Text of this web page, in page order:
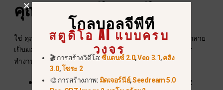
คุณภาพ 4K ได้หรือไม่?
ใช่ คุณสามารถเปลี่ยนวิดีโอ Seedance 1080p ของคุณให้กลาย
เป็นผลงานชิ้นเอกระดับ 4K ได้อย่างง่ายดายด้วยขั้นตอนการ
ทำงาน AI จากบุคคลที่สามที่เรียบง่าย.
ใช้ AI Upscalers:โปรแกรมเช่น Topaz
โกลบอลจีพีที
สตูดิโอ AI แบบครบ
วงจร
🎬 การสร้างวิดีโอ:ซีแดนซ์ 2.0,Veo 3.1,คลิง
3.0,โซระ 2
🎨 การสร้างภาพ: มิดเจอร์นีย์,Seedream 5.0